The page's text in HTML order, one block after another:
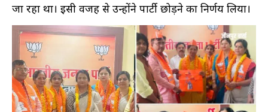
जा रहा था। इसी वजह से उन्होंने पार्टी छोड़ने का निर्णय लिया।